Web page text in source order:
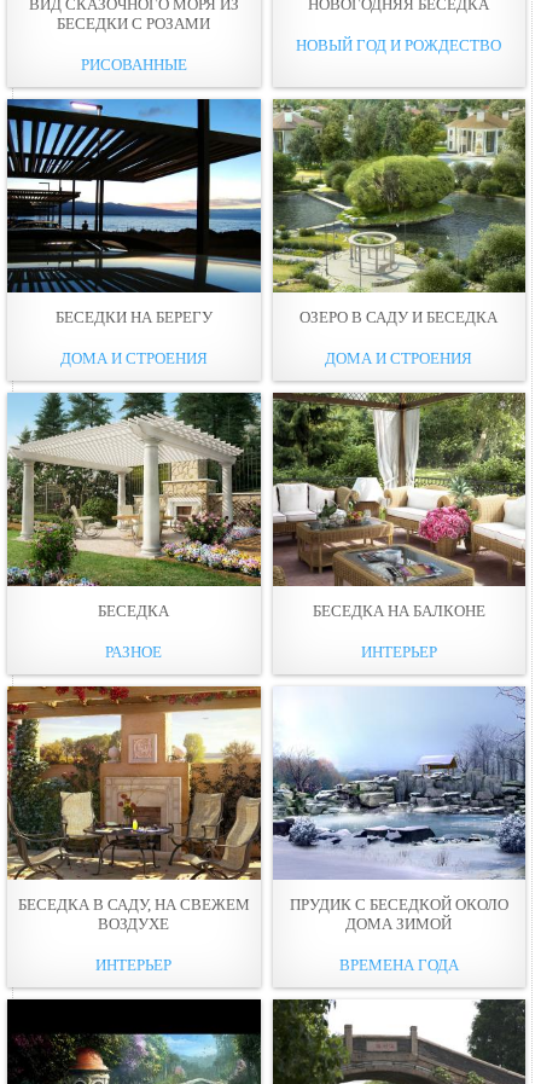
ВИД СКАЗОЧНОГО МОРЯ ИЗ
БЕСЕДКИ С РОЗАМИ
РИСОВАННЫЕ
НОВОГОДНЯЯ БЕСЕДКА
НОВЫЙ ГОД И РОЖДЕСТВО
БЕСЕДКИ НА БЕРЕГУ
ДОМА И СТРОЕНИЯ
ОЗЕРО В САДУ И БЕСЕДКА
ДОМА И СТРОЕНИЯ
БЕСЕДКА
РАЗНОЕ
БЕСЕДКА НА БАЛКОНЕ
ИНТЕРЬЕР
БЕСЕДКА В САДУ, НА СВЕЖЕМ
ВОЗДУХЕ
ИНТЕРЬЕР
ПРУДИК С БЕСЕДКОЙ ОКОЛО
ДОМА ЗИМОЙ
ВРЕМЕНА ГОДА